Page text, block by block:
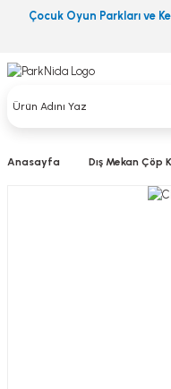
Çocuk Oyun Parkları ve
Anasayfa Dış Mekan Çöp